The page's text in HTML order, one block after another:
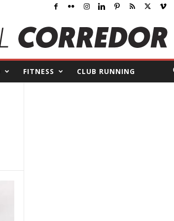
FITNESS CLUB RUNNING